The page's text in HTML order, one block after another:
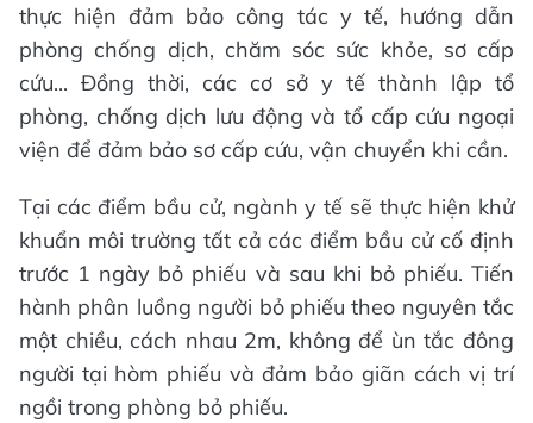
thực hiện đảm bảo công tác y tế, hướng dẫn
phòng chống dịch, chăm sóc sức khỏe, sơ cấp
cứu... Đồng thời, các cơ sở y tế thành lập tổ
phòng, chống dịch lưu động và tổ cấp cứu ngoại
viện để đảm bảo sơ cấp cứu, vận chuyển khi cần.
Tại các điểm bầu cử, ngành y tế sẽ thực hiện khử
khuẩn môi trường tất cả các điểm bầu cử cố định
trước 1 ngày bỏ phiếu và sau khi bỏ phiếu. Tiến
hành phân luồng người bỏ phiếu theo nguyên tắc
một chiều, cách nhau 2m, không để ùn tắc đông
người tại hòm phiếu và đảm bảo giãn cách vị trí
ngồi trong phòng bỏ phiếu.